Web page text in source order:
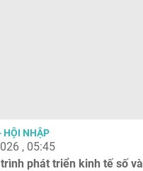
HỘI NHẬP
, 05:45
phát triển kinh tế số và